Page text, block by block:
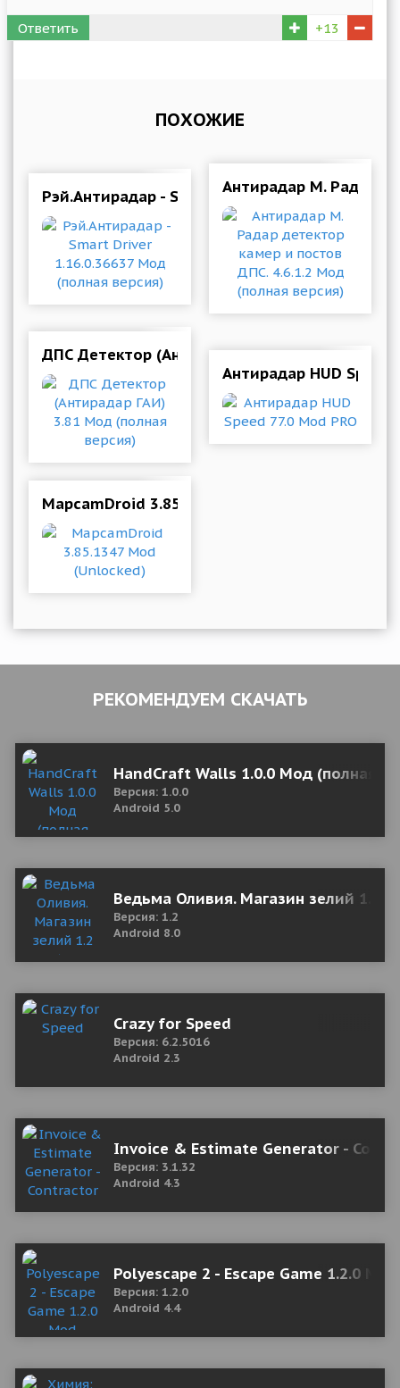
Ответить +13
ПОХОЖИЕ
Рэй.Антирадар - Smart Driver 1.16.0.36637
Антирадар М. Радар
ДПС Детектор (Антирадар ГАИ) 3.81 Мод
Антирадар HUD Speed
MapcamDroid 3.85.1347 Mod (Unlocked)
РЕКОМЕНДУЕМ СКАЧАТЬ
HandCraft Walls 1.0.0 Мод (полная
Версия: 1.0.0
Android 5.0
Ведьма Оливия. Магазин зелий 1.2
Версия: 1.2
Android 8.0
Crazy for Speed
Версия: 6.2.5016
Android 2.3
Invoice & Estimate Generator -
Версия: 3.1.32
Android 4.3
Polyescape 2 - Escape Game 1.2.0
Версия: 1.2.0
Android 4.4